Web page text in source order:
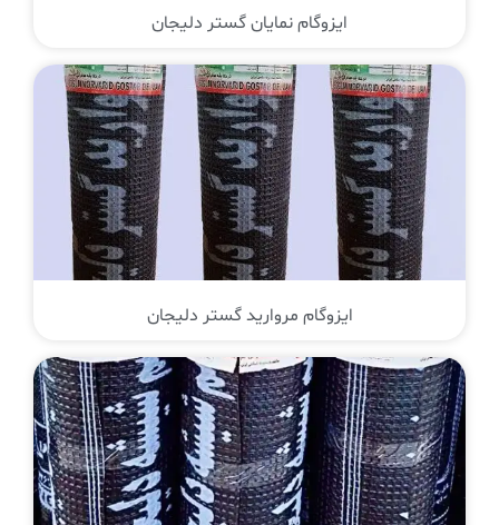
ایزوگام نمایان گستر دلیجان
ایزوگام مروارید گستر دلیجان